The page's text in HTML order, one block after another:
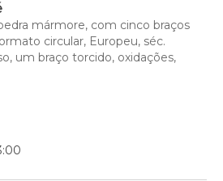
mármore, com cinco braços
circular, Europeu, séc.
um braço torcido, oxidações,